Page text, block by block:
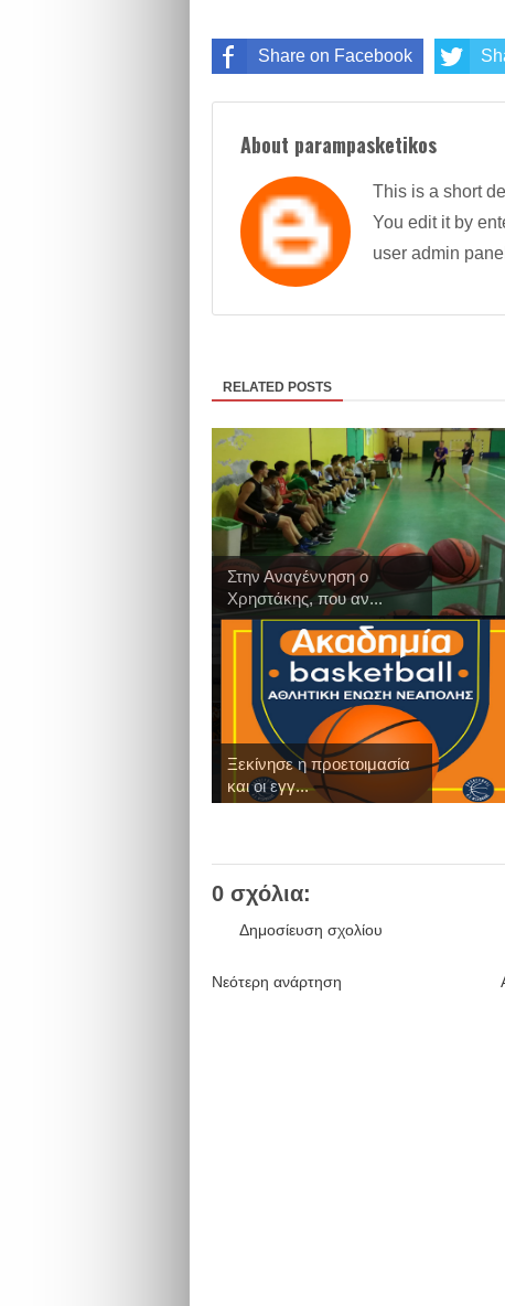
Share on Facebook
About parampasketikos
This is a short
You edit it by
user admin
RELATED POSTS
Στην Αναγέννηση ο
Χρηστάκης, που αν...
Ξεκίνησε η προετοιμασία
και οι εγγ...
0 σχόλια:
Δημοσίευση σχολίου
Νεότερη ανάρτηση